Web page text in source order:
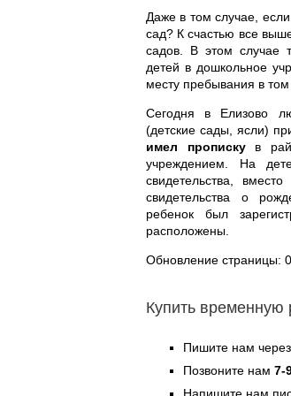
Даже в том случае,
сад? К счастью все
садов. В этом случае
детей в дошкольное
месту пребывания в
Сегодня в Елизово
(детские сады, ясли)
имел пропискув
учреждением. На
свидетельства,
свидетельства о
ребенок был
расположены.
Обновление страницы:
Купить
Пишите нам
Позвоните нам 7-
Напишите нам